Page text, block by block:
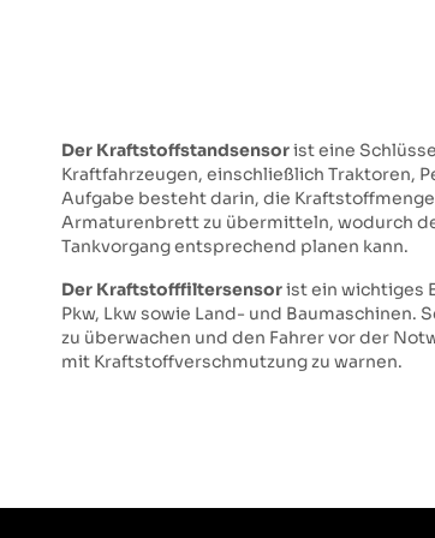
Der Kraftstoffstandsensorist eine
Kraftfahrzeugen, einschließlich Traktoren,
Aufgabe besteht darin, die
Armaturenbrett zu übermitteln, wodurch
Tankvorgang entsprechend planen kann.
Der Kraftstofffiltersensorist ein wichtiges
Pkw, Lkw sowie Land- und
zu überwachen und den Fahrer vor der
mit Kraftstoffverschmutzung zu warnen.